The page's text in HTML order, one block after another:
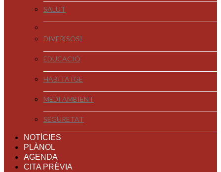
SALUT
DIVER[SOS]
EDUCACIÓ
HABITATGE
MEDI AMBIENT
SEGURETAT
NOTÍCIES
PLÀNOL
AGENDA
CITA PRÈVIA